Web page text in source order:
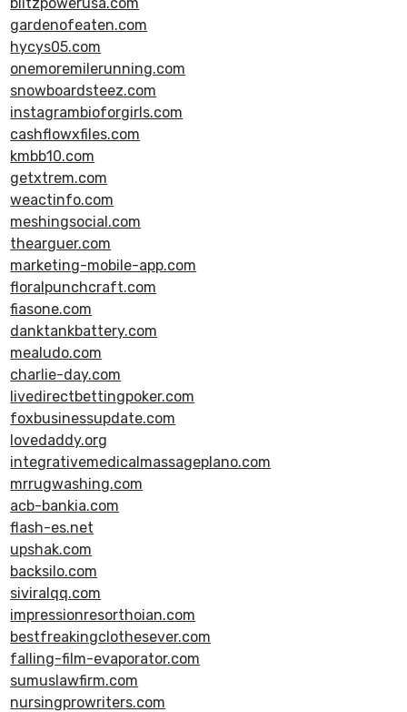
gardenofeaten.com
hycys05.com
onemoremilerunning.com
snowboardsteez.com
instagrambioforgirls.com
cashflowxfiles.com
kmbb10.com
getxtrem.com
weactinfo.com
meshingsocial.com
thearguer.com
marketing-mobile-app.com
floralpunchcraft.com
fiasone.com
danktankbattery.com
mealudo.com
charlie-day.com
livedirectbettingpoker.com
foxbusinessupdate.com
lovedaddy.org
integrativemedicalmassageplano.com
mrrugwashing.com
acb-bankia.com
flash-es.net
upshak.com
backsilo.com
siviralqq.com
impressionresorthoian.com
bestfreakingclothesever.com
falling-film-evaporator.com
sumuslawfirm.com
nursingprowriters.com